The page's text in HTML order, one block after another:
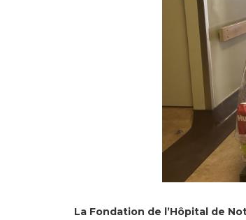
La Fondation de l’Hôpital de